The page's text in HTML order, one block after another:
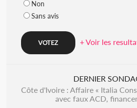
Non
Sans avis
+ Voir les
DERNIER
Côte d'Ivoire : Affaire « Italia
avec faux ACD,